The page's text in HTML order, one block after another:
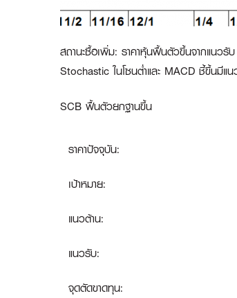
สถานะซื้อเพิ่ม: ราคาหุ้นฟื้นตัวขึ้นจากแนว
Stochastic ในโซนต่ำและ MACD ชี้ขึ้นมีแน
SCB ฟื้นตัวยกฐานขึ้น
ราคาปัจจุบัน:
เป้าหมาย:
แนวต้าน:
แนวรับ:
จุดตัดขาดทุน: